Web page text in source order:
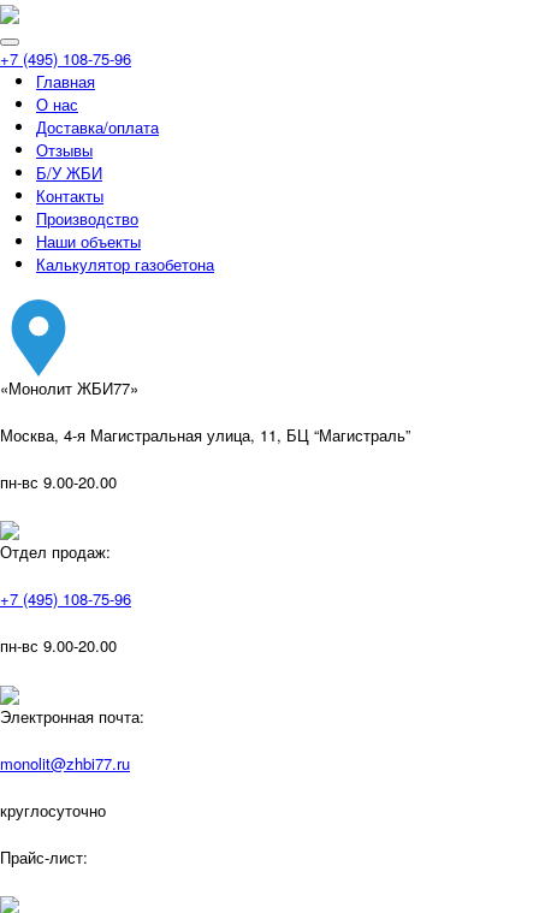
+7 (495) 108-75-96
Главная
О нас
Доставка/оплата
Отзывы
Б/У ЖБИ
Контакты
Производство
Наши объекты
Калькулятор газобетона
«Монолит ЖБИ77»
Москва, 4-я Магистральная улица, 11, ​БЦ “Магистраль”
пн-вс 9.00-20.00
Отдел продаж:
+7 (495) 108-75-96
пн-вс 9.00-20.00
Электронная почта:
monolit@zhbi77.ru
круглосуточно
Прайс-лист: